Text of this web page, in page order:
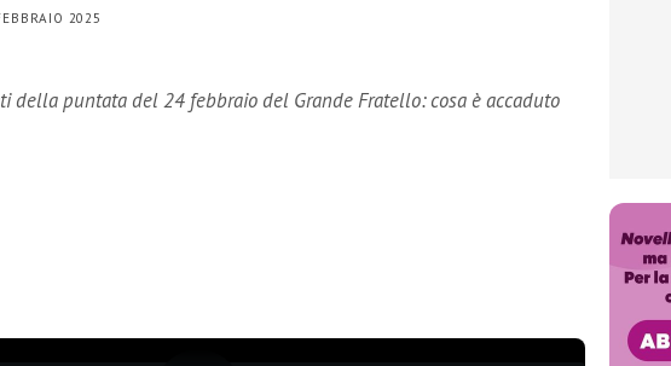
2025
della puntata del 24 febbraio del Grande Fratello: cosa è accaduto